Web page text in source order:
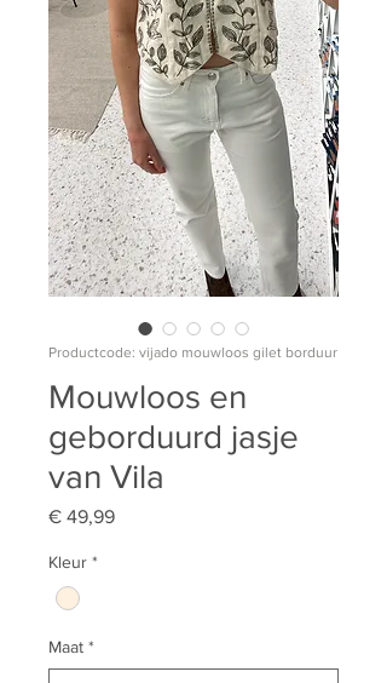
Productcode: vijado mouwloos gilet borduur
Mouwloos en
geborduurd jasje
van Vila
€ 49,99Prijs
Kleur *
Maat *